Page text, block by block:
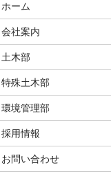
ホーム
会社案内
土木部
特殊土木部
環境管理部
採用情報
お問い合わせ